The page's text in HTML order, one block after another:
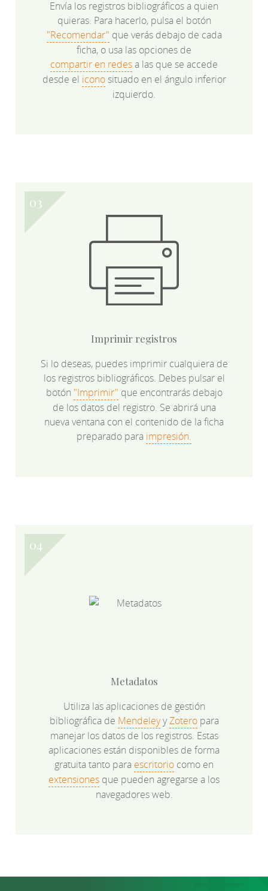
Envía los registros bibliográficos a quien
quieras. Para hacerlo, pulsa el botón
"Recomendar" que verás debajo de cada
ficha, o usa las opciones de
compartir en redesa las que se accede
desde el iconosituado en el ángulo inferior
izquierdo.
Imprimir registros
Si lo deseas, puedes imprimir cualquiera de
los registros bibliográficos. Debes pulsar el
botón "Imprimir" que encontrarás debajo
de los datos del registro. Se abrirá una
nueva ventana con el contenido de la ficha
preparado para impresión.
Metadatos
Utiliza las aplicaciones de gestión
bibliográfica de MendeleyyZoteropara
manejar los datos de los registros. Estas
aplicaciones están disponibles de forma
gratuita tanto para escritorio como en
extensiones que pueden agregarse a los
navegadores web.